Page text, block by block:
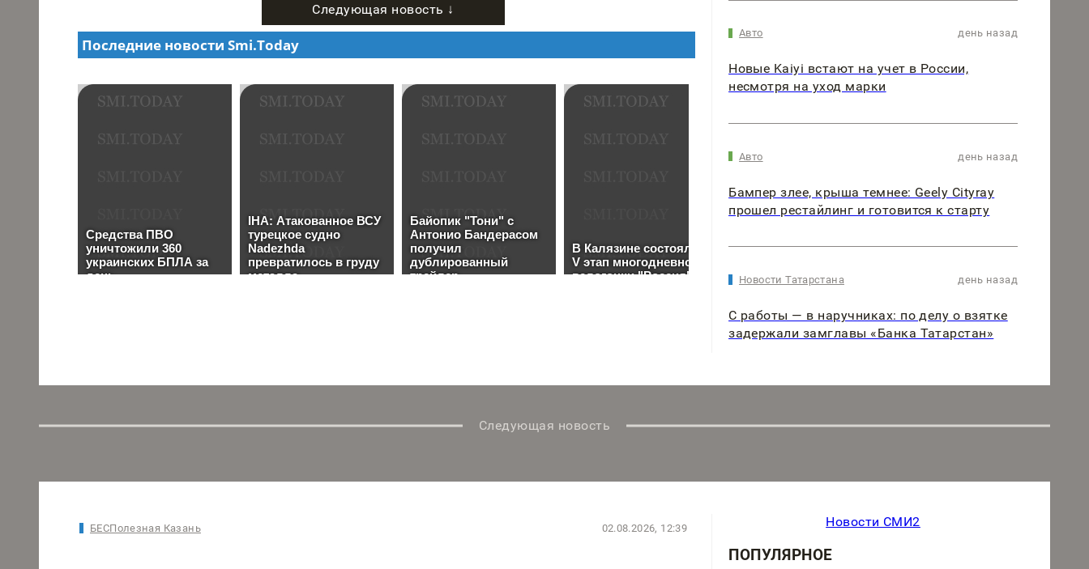
Следующая новость ↓
Авто день назад
Новые Kaiyi встают на учет в России,
несмотря на уход марки
Авто день назад
Бампер злее, крыша темнее: Geely Cityray
прошел рестайлинг и готовится к старту
Новости Татарстана день назад
С работы — в наручниках: по делу о взятке
задержали замглавы «Банка Татарстан»
Следующая новость
БЕСПолезная Казань 02.08.2026, 12:39 Новости СМИ2
ПОПУЛЯРНОЕ